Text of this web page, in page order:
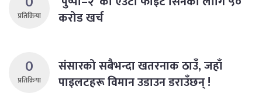
प्रतिक्रिया
करोड खर्च
0
प्रतिक्रिया
संसारको सबैभन्दा खतरनाक ठाउँ, जहाँ
पाइलटहरू विमान उडाउन डराउँछन् !